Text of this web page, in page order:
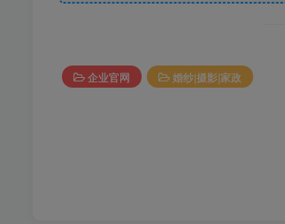
企业官网 婚纱|摄影|家政